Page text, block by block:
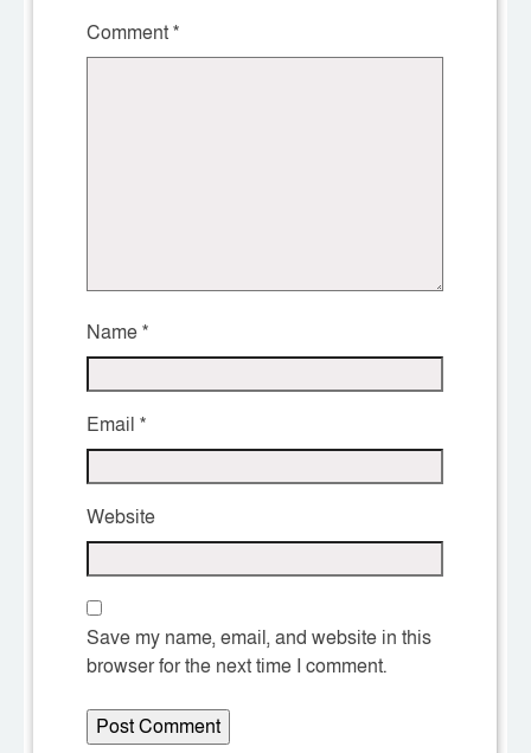
Comment*
Name*
Email *
Website
Save my name, email, and website in this
browser for the next time I comment.